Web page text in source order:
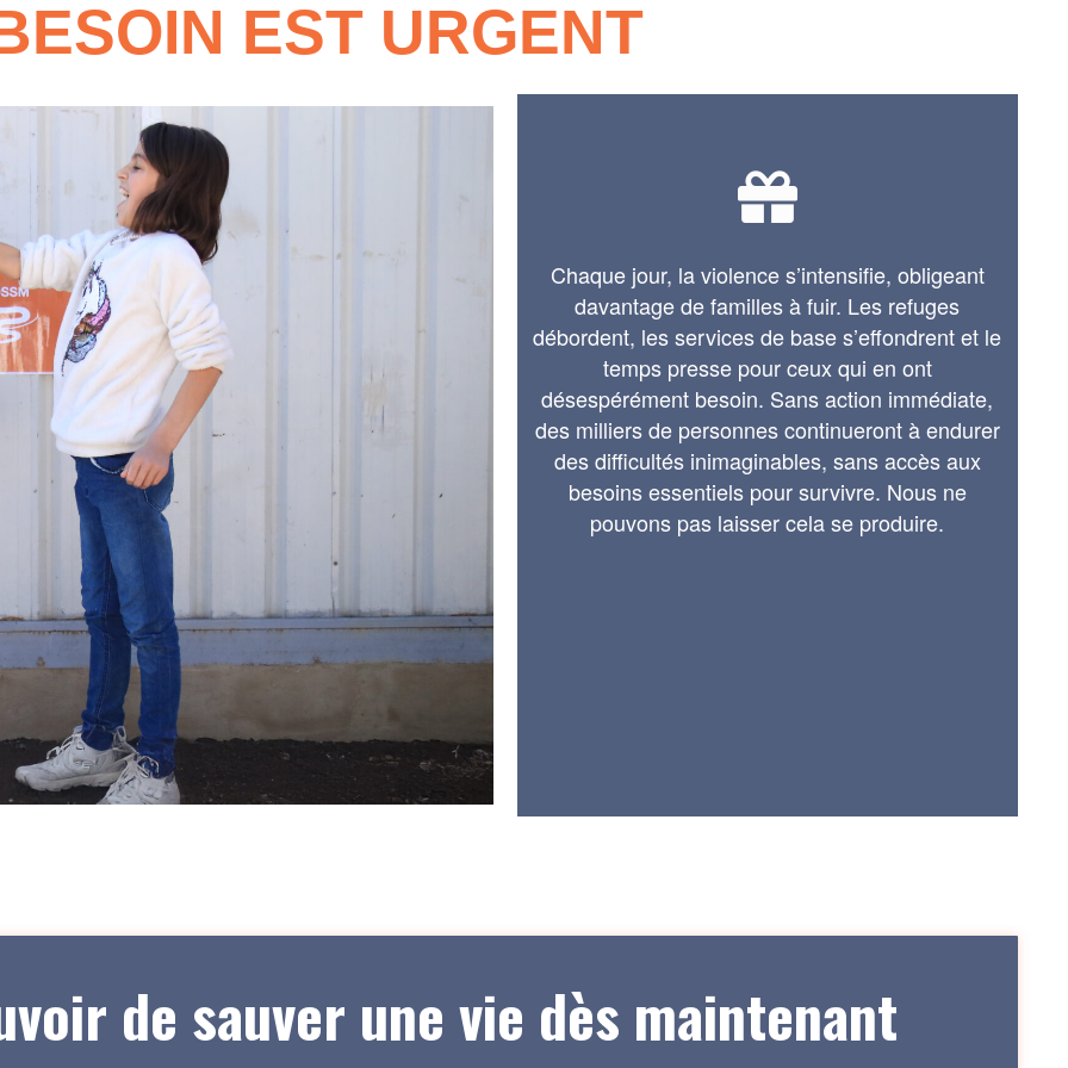
EST URGENT
Chaque jour, la violence s’intensifie, obligeant
davantage de familles à fuir. Les refuges
débordent, les services de base s’effondrent et le
temps presse pour ceux qui en ont
désespérément besoin. Sans action immédiate,
des milliers de personnes continueront à endurer
des difficultés inimaginables, sans accès aux
besoins essentiels pour survivre. Nous ne
pouvons pas laisser cela se produire.
de sauver une vie dès maintenant